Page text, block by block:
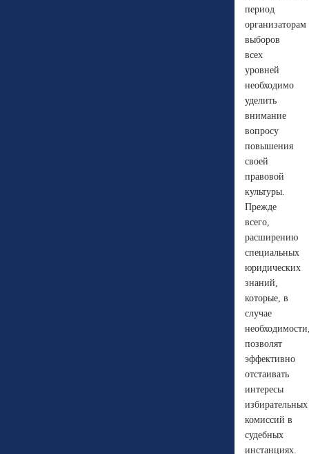
период
организаторам
выборов
всех
уровней
необходимо
уделить
внимание
вопросу
повышения
своей
правовой
культуры.
Прежде
всего,
расширению
специальных
юридических
знаний,
которые, в
случае
позволят
эффективно
отстаивать
интересы
избирательных
комиссий в
судебных
инстанциях.